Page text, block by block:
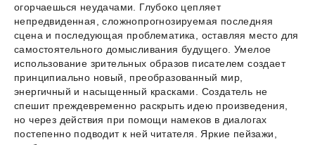
огорчаешься неудачами. Глубоко цепляет
непредвиденная, сложнопрогнозируемая последняя
сцена и последующая проблематика, оставляя место для
самостоятельного домысливания будущего. Умелое
использование зрительных образов писателем создает
принципиально новый, преобразованный мир,
энергичный и насыщенный красками. Создатель не
спешит преждевременно раскрыть идею произведения,
но через действия при помощи намеков в диалогах
постепенно подводит к ней читателя. Яркие пейзажи,